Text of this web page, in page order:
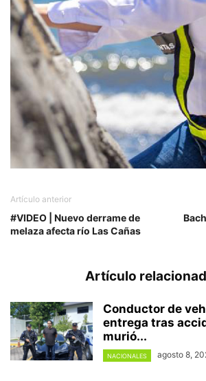
Artículo anterior
#VIDEO | Nuevo derrame de
melaza afecta río Las Cañas
Artículo
Conductor de
entrega tras
murió...
NACIONALES agosto 8,